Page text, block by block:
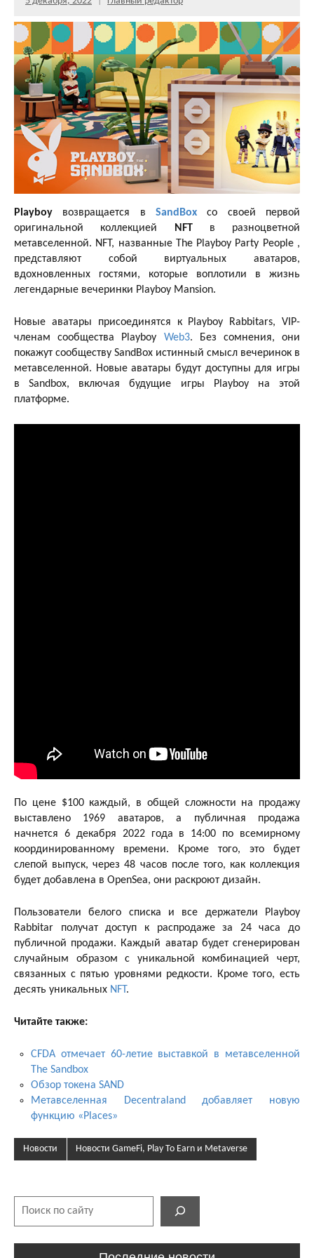
Playboy возвращается в SandBox со своей первой
оригинальной коллекцией
NFTв разноцветной
метавселенной. NFT, названные The Playboy Party People ,
представляют собой виртуальных аватаров,
вдохновленных гостями, которые воплотили в жизнь
легендарные вечеринки Playboy Mansion.
Новые аватары присоединятся к Playboy Rabbitars, VIP-
членам сообщества Playboy Web3. Без сомнения, они
покажут сообществу SandBox истинный смысл вечеринок в
метавселенной. Новые аватары будут доступны для игры
в Sandbox, включая будущие игры Playboy на этой
платформе.
По цене $100 каждый, в общей сложности на продажу
выставлено 1969 аватаров, а публичная продажа
начнется 6 декабря 2022 года в 14:00 по всемирному
координированному времени. Кроме того, это будет
слепой выпуск, через 48 часов после того, как коллекция
будет добавлена ​​​​в OpenSea, они раскроют дизайн.
Пользователи белого списка и все держатели Playboy
Rabbitar получат доступ к распродаже за 24 часа до
публичной продажи. Каждый аватар будет сгенерирован
случайным образом с уникальной комбинацией черт,
связанных с пятью уровнями редкости. Кроме того, есть
десять уникальных NFT .
Читайте также:
CFDA отмечает 60-летие выставкой в метавселенной
The Sandbox
Обзор токена SAND
Метавселенная Decentraland добавляет новую
функцию «Places»
Новости Новости GameFi, Play To Earn и Metaverse